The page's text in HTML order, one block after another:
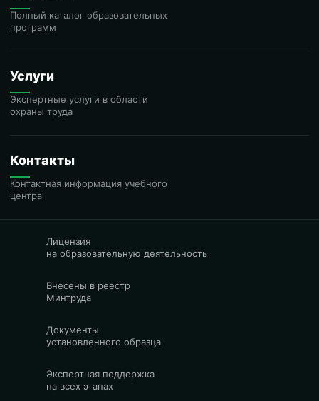
Полный каталог образовательных
программ
Услуги
Экспертные услуги в области
охраны труда
Контакты
Контактная информация учебного
центра
Лицензия
на образовательную деятельность
Внесены в реестр
Минтруда
Документы
установленного образца
Экспертная поддержка
на всех этапах